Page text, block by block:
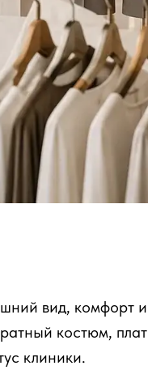
вид, комфорт
костюм,
клиники.